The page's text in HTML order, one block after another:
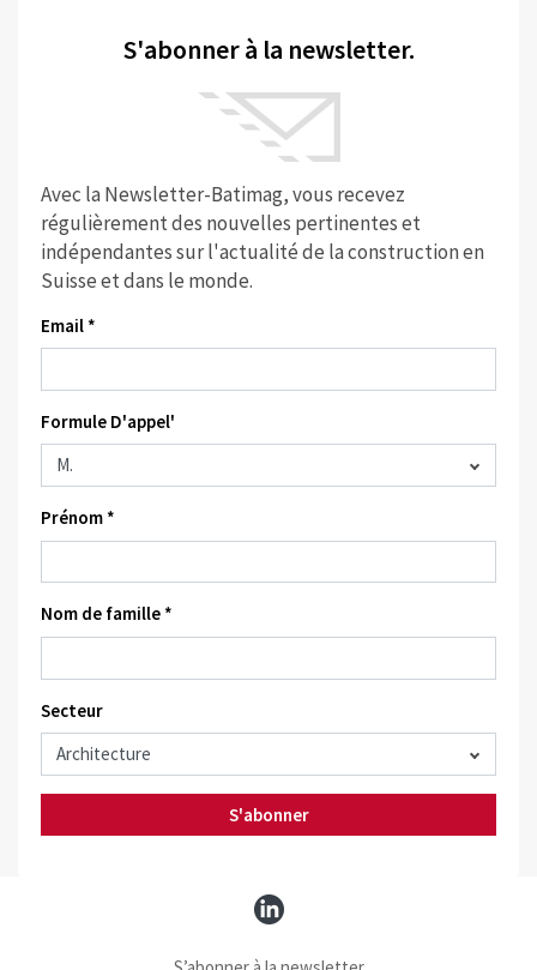
S'abonner à la newsletter.
Avec la Newsletter-Batimag, vous recevez
régulièrement des nouvelles pertinentes et
indépendantes sur l'actualité de la construction en
Suisse et dans le monde.
Email *
Formule D'appel'
Prénom *
Nom de famille *
Secteur
S'abonner